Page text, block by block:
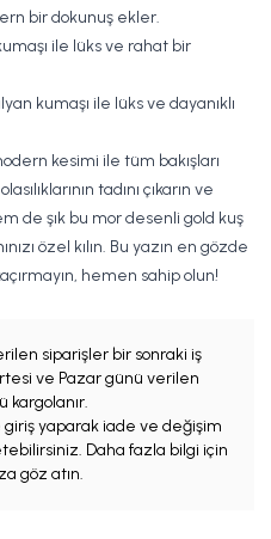
bir dokunuş ekler.
ile lüks ve rahat bir
kumaşı ile lüks ve dayanıklı
kesimi ile tüm bakışları
tadını çıkarın ve
de şık bu mor desenli gold kuş
özel kılın. Bu yazın en gözde
hemen sahip olun!
siparişler bir sonraki iş
ve Pazar günü verilen
kargolanır.
yaparak iade ve değişim
Daha fazla bilgi için
göz atın.